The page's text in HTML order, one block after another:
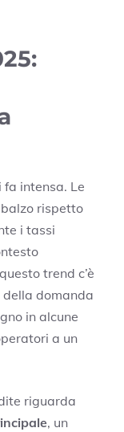
fa intensa. Le
rispetto
i tassi
trend c’è
domanda
in alcune
a un
riguarda
, un